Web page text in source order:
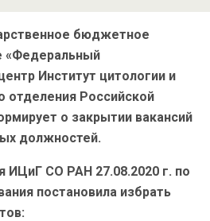
бюджетное
«Федеральный
Институт цитологии и
отделения Российской
о закрытии вакансий
должностей.
ИЦиГ СО РАН 27.08.2020 г. по
постановила избрать